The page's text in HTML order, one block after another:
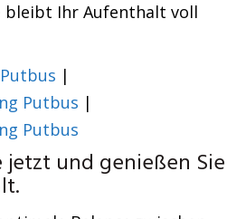
bleibt Ihr Aufenthalt voll
|
Putbus |
Putbus
jetzt und genießen Sie